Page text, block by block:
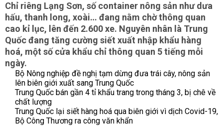
Chỉ riêng Lạng Sơn, số container nông sản như dưa
hấu, thanh long, xoài… đang nằm chờ thông quan
cao kỉ lục, lên đến 2.600 xe. Nguyên nhân là Trung
Quốc đang tăng cường siết xuất nhập khẩu hàng
hoá, một số cửa khẩu chỉ thông quan 5 tiếng mỗi
ngày.
Bộ Nông nghiệp đề nghị tạm dừng đưa trái cây, nông sản
lên biên giới xuất sang Trung Quốc
Trung Quốc bán gần 4 tỉ khẩu trang trong tháng 3, bị chê về
chất lượng
Trung Quốc lại siết hàng hoá qua biên giới vì dịch Covid-19,
Bộ Công Thương ra công văn khẩn